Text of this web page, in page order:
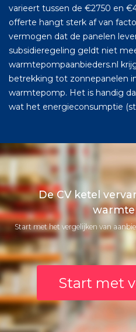
varieert tussen de €2750 en
offerte hangt sterk af van
vermogen dat de panelen
subsidieregeling geldt niet
warmtepompaanbieders.nl
betrekking tot zonnepanelen
warmtepomp. Het is handig
wat het energieconsumptie
De CV ketel
Start met het vergelijken van
Start met